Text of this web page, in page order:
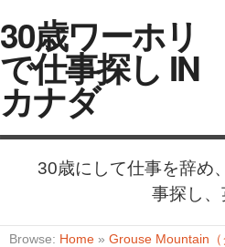
30歳ワーホリ
で仕事探し IN
カナダ
30歳にして仕事を辞め
事探し
Browse: Home » Grouse Mountain